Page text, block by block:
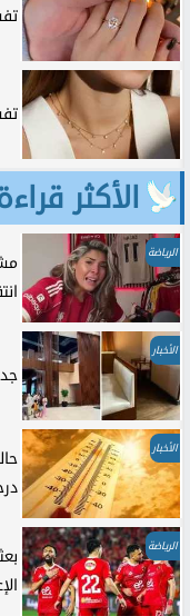
الأكثر
الرياضة
الأخبار
الأخبار
الرياضة